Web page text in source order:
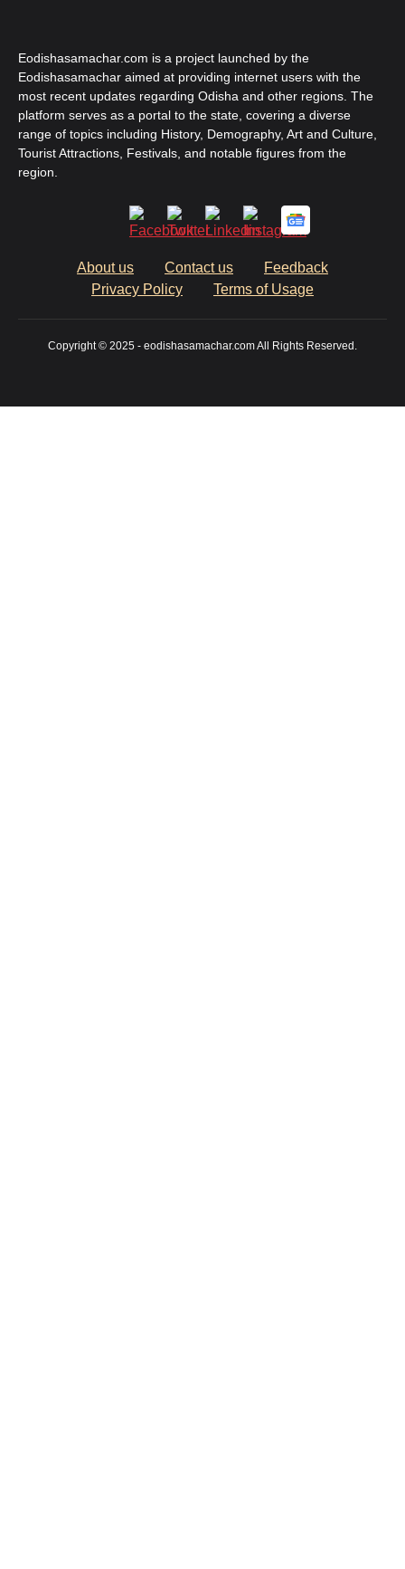
Eodishasamachar.com is a project launched by the
Eodishasamachar aimed at providing internet users with the
most recent updates regarding Odisha and other regions. The
platform serves as a portal to the state, covering a diverse
range of topics including History, Demography, Art and Culture,
Tourist Attractions, Festivals, and notable figures from the
region.
About us Contact us
Feedback
Privacy Policy
Terms of Usage
Copyright © 2025 - eodishasamachar.com All Rights Reserved.